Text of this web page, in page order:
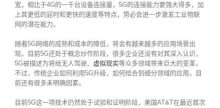
宽，相比于4G的一千台设备连接量，5G的连接能力要强大得多，加
上其更低的延时和更快的速度等特点，势必会进一步激发工业物联
网的潜在能力。
随着5G网络的成熟和成本的降低，将会有越来越多的应用场景出
现。目前5G还处于概念炒作阶段，很多企业还没有对其深入认识，
5G被描述为将给无人驾驶、 虚拟现实等众多领域带来巨大的变革，
不过，传统企业如何利用5G升级，如何结合到细分领域的应用，目
前还有很多未明确因素。
目前5G这一项技术仍然处于试验和证明阶段，美国AT&T在最近首次